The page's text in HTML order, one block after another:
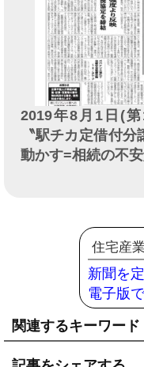
2019年8月1日(第
〝駅チカ定借付
動かす=相続の不
住宅産
新聞を
電子版
関連するキーワード